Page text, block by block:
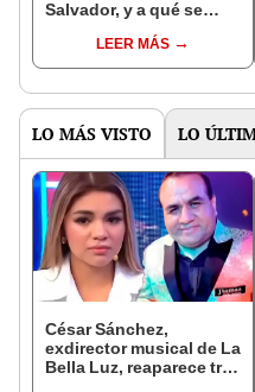
Salvador, y a qué se
LEER MÁS
LO MÁS VISTO LO
César Sánchez,
exdirector musical de La
Bella Luz, reaparece tras